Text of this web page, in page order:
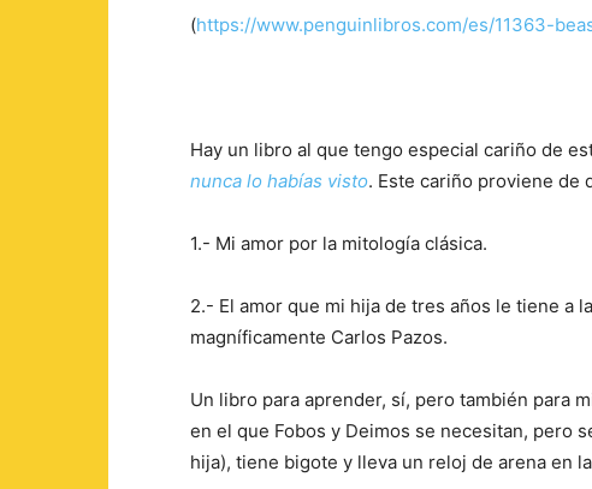
(https://www.penguinlibros.com/es/11363-
Hay un libro al que tengo especial cariño de
nunca lo habías visto. Este cariño proviene de
1.- Mi amor por la mitología clásica.
2.- El amor que mi hija de tres años le tiene a
magníficamente Carlos Pazos.
Un libro para aprender, sí, pero también para
en el que Fobos y Deimos se necesitan, pero
hija), tiene bigote y lleva un reloj de arena en